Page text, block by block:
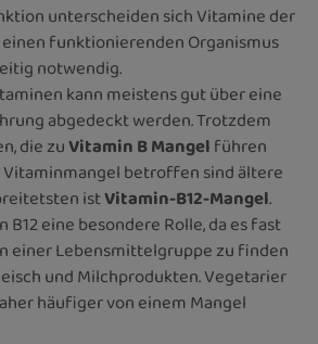
unterscheiden sich Vitamine der
funktionierenden Organismus
notwendig.
kann meistens gut über eine
abgedeckt werden. Trotzdem
die zuVitamin B Mangelführen
Vitaminmangel betroffen sind ältere
istVitamin-B12-Mangel.
eine besondere Rolle, da es fast
einer Lebensmittelgruppe zu finden
und Milchprodukten. Vegetarier
häufiger von einem Mangel